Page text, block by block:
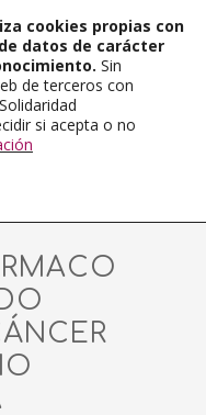
cookies propias con
datos de carácter
Sin
de terceros con
si acepta o no